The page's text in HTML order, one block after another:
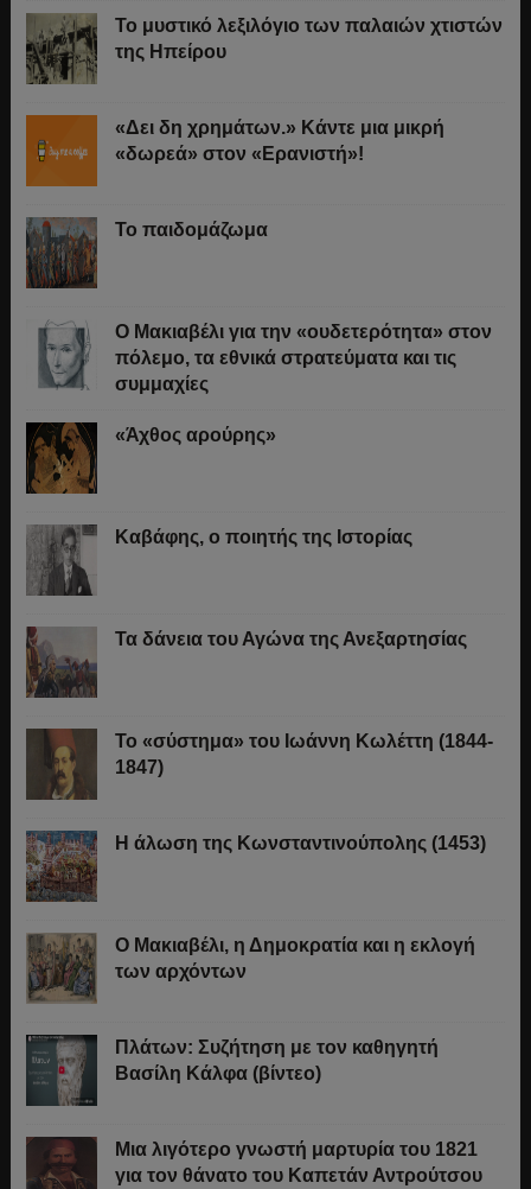
Το μυστικό λεξιλόγιο των παλαιών χτιστών
της Ηπείρου
«Δει δη χρημάτων.» Κάντε μια μικρή
«δωρεά» στον «Ερανιστή»!
Το παιδομάζωμα
O Μακιαβέλι για την «ουδετερότητα» στον
πόλεμο, τα εθνικά στρατεύματα και τις
συμμαχίες
«Άχθος αρούρης»
Καβάφης, ο ποιητής της Ιστορίας
Τα δάνεια του Αγώνα της Ανεξαρτησίας
Το «σύστημα» του Ιωάννη Κωλέττη (1844-
1847)
Η άλωση της Κωνσταντινούπολης (1453)
Ο Μακιαβέλι, η Δημοκρατία και η εκλογή
των αρχόντων
Πλάτων: Συζήτηση με τον καθηγητή
Βασίλη Κάλφα (βίντεο)
Μια λιγότερο γνωστή μαρτυρία του 1821
για τον θάνατο του Καπετάν Αντρούτσου